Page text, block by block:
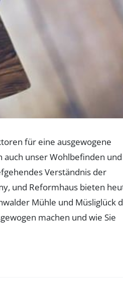
für eine ausgewogene
unser Wohlbefinden und
Verständnis der
und Reformhaus bieten
Mühle und Müsliglück
machen und wie Sie